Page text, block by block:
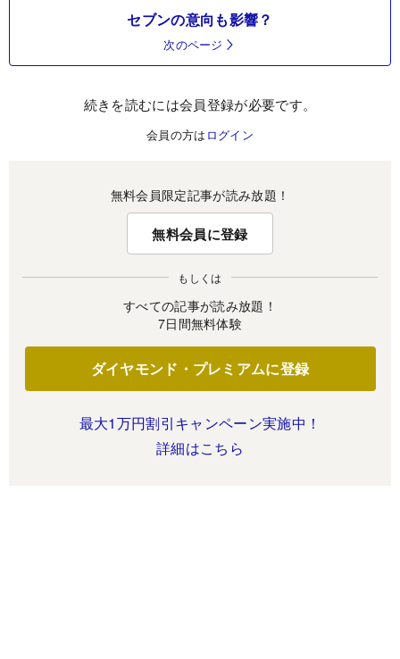
セブンの意向も影響？
次のページ
続きを読むには会員登録が必要です。
会員の方は ログイン
無料会員限定記事が読み放題！
無料会員に登録
もしくは
すべての記事が読み放題！
7日間無料体験
ダイヤモンド・プレミアムに登録
最大1万円割引キャンペーン実施中！
詳細はこちら